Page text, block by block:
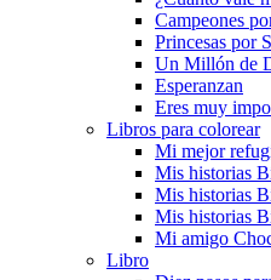
Campeones
Princesas por
Un Millón de
Esperanzan
Eres muy
Libros para colorear
Mi mejor
Mis historias
Mis historias
Mis historias
Mi amigo
Libro